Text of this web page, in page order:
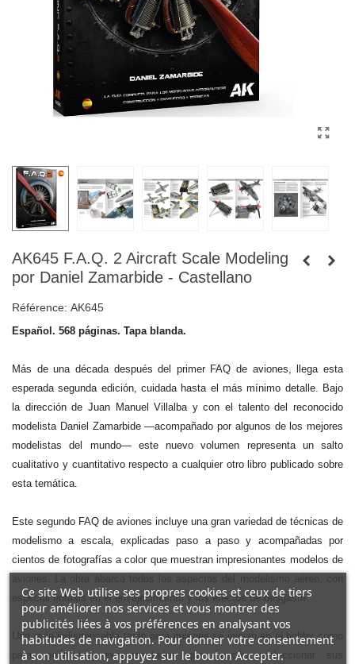
AK645 F.A.Q. 2 Aircraft Scale Modeling
por Daniel Zamarbide - Castellano
Référence: AK645
Español. 568 páginas. Tapa blanda.
Más de una década después del primer FAQ de aviones, llega esta
esperada segunda edición, cuidada hasta el más mínimo detalle. Bajo
la dirección de Juan Manuel Villalba y con el talento del reconocido
modelista Daniel Zamarbide —acompañado por algunos de los mejores
modelistas del mundo— este nuevo volumen representa un salto
cualitativo y cuantitativo respecto a cualquier otro libro publicado sobre
esta temática.
Este segundo FAQ de aviones incluye una gran variedad de técnicas de
modelismo a escala, explicadas paso a paso y acompañadas por
cientos de fotografías a color que muestran impresionantes modelos de
especial énfasis en el envejecimiento y los efectos de desgaste.
Una guía indispensable tanto para quienes se inician en el hobby como
para modelistas experimentados que buscan perfeccionar sus
Ce site Web utilise ses propres cookies et ceux de tiers
pour améliorer nos services et vous montrer des
publicités liées à vos préférences en analysant vos
habitudes de navigation. Pour donner votre consentement
à son utilisation, appuyez sur le bouton Accepter.